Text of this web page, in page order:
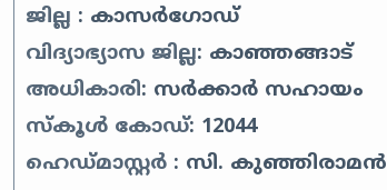
ജില്ല : കാസർഗോഡ്
വിദ്യാഭ്യാസ ജില്ല: കാഞ്ഞങ്ങാട്
അധികാരി: സർക്കാർ സഹായം
സ്കൂൾ കോഡ്: 12044
ഹെഡ്മാസ്റ്റർ : സി. കുഞ്ഞിരാമൻ